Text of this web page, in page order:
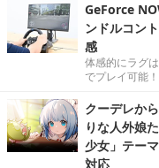
GeForce
ンドルコン
感
体感的にラグ
でプレイ可能！
クーデレか
りな人外娘
少女」テー
対応